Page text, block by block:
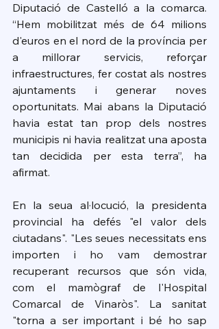
Diputació de Castelló a la comarca.
“Hem mobilitzat més de 64 milions
d'euros en el nord de la província per
a millorar servicis, reforçar
infraestructures, fer costat als nostres
ajuntaments i generar noves
oportunitats. Mai abans la Diputació
havia estat tan prop dels nostres
municipis ni havia realitzat una aposta
tan decidida per esta terra”, ha
afirmat.
En la seua al·locució, la presidenta
provincial ha defés "el valor dels
ciutadans". "Les seues necessitats ens
importen i ho vam demostrar
recuperant recursos que són vida,
com el mamògraf de l'Hospital
Comarcal de Vinaròs". La sanitat
"torna a ser important i bé ho sap